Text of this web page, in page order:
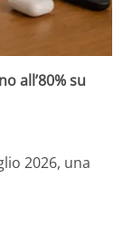
all’80% su
2026, una